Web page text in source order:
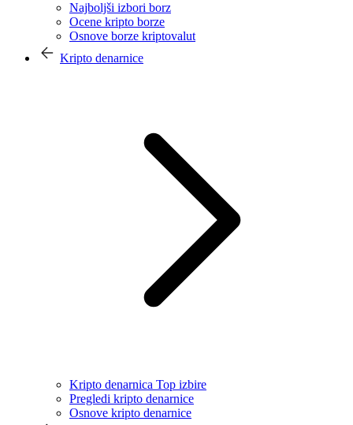
Najboljši izbori borz
Ocene kripto borze
Osnove borze kriptovalut
Kripto denarnice
Kripto denarnica Top izbire
Pregledi kripto denarnice
Osnove kripto denarnice